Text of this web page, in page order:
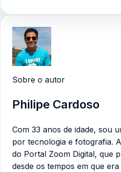
Sobre o autor
Philipe Cardoso
Com 33 anos de idade, sou
por tecnologia e fotografia.
do Portal Zoom Digital, que
desde os tempos em que